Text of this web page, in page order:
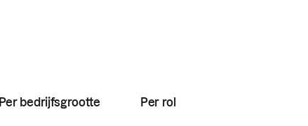
Per bedrijfsgrootte Per rol